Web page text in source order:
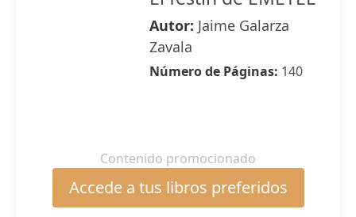
Autor: Jaime Galarza
Zavala
Número de Páginas: 140
Contenido promocionado
Accede a tus libros preferidos